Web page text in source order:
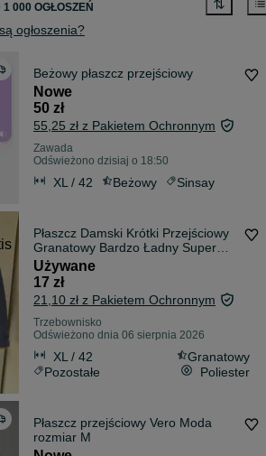
1 000 OGŁOSZEŃ
ogłoszenia?
Beżowy płaszcz przejściowy
Nowe
50 zł
55,25 zł z Pakietem Ochronnym
Zawada
Odświeżono dzisiaj o 18:50
XL / 42 Beżowy Sinsay
Płaszcz Damski Krótki Przejściowy
Granatowy Bardzo Ładny Super
Stan
Używane
17 zł
21,10 zł z Pakietem Ochronnym
Trzebownisko
Odświeżono dnia 06 sierpnia 2026
XL / 42
Granatowy
Pozostałe
Poliester
Płaszcz przejściowy Vero Moda
rozmiar M